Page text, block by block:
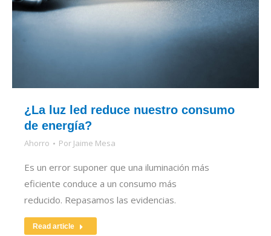
¿La luz led reduce nuestro consumo
de energía?
Ahorro Por Jaime Mesa
Es un error suponer que una iluminación más
eficiente conduce a un consumo más
reducido. Repasamos las evidencias.
Read article